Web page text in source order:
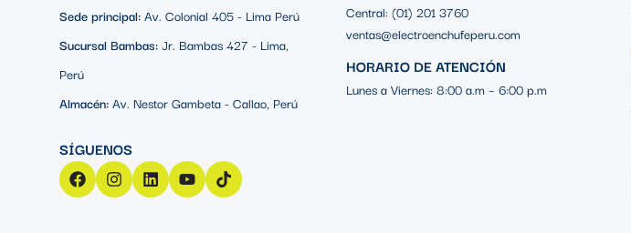
Sede principal:Av. Colonial 405 - Lima Perú
Sucursal Bambas:Jr. Bambas 427 - Lima,
Perú
Almacén:Av. Nestor Gambeta - Callao, Perú
Central: (01) 201 3760
ventas@electroenchufeperu.com
HORARIO DE ATENCIÓN
Lunes a Viernes: 8:00 a.m – 6:00 p.m